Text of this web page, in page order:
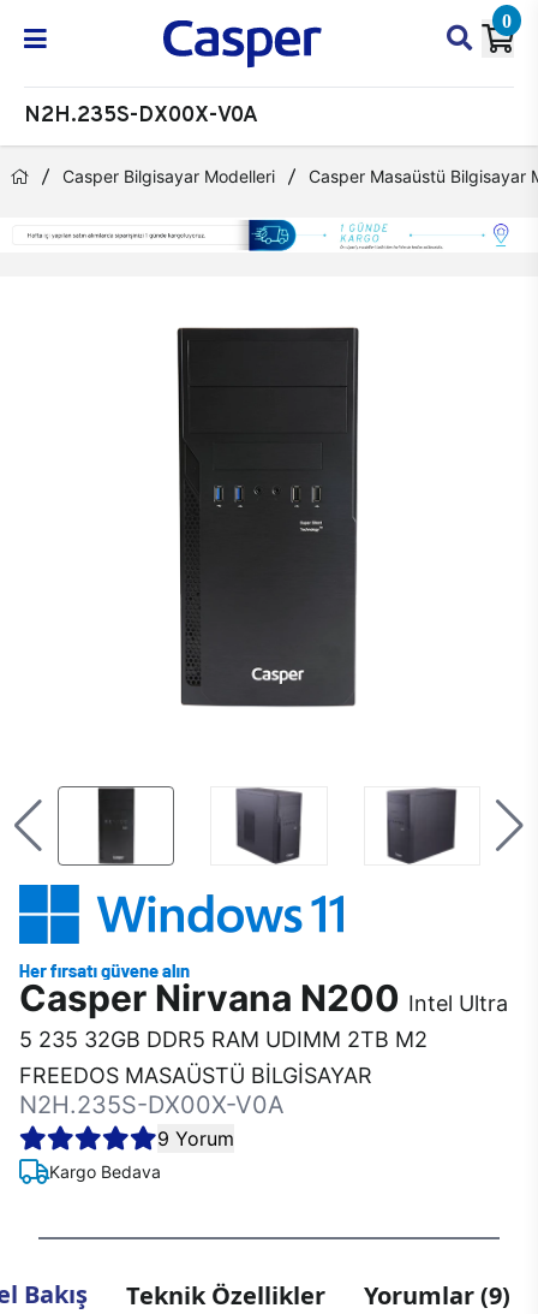
0
N2H.235S-DX00X-V0A
Casper Bilgisayar Modelleri Casper Masaüstü Bilgisayar
Casper Nirvana N200 Intel Ultra
5 235 32GB DDR5 RAM UDIMM 2TB M2
FREEDOS MASAÜSTÜ BİLGİSAYAR
N2H.235S-DX00X-V0A
9 Yorum
Kargo Bedava
Bakış Teknik Özellikler Yorumlar (9)